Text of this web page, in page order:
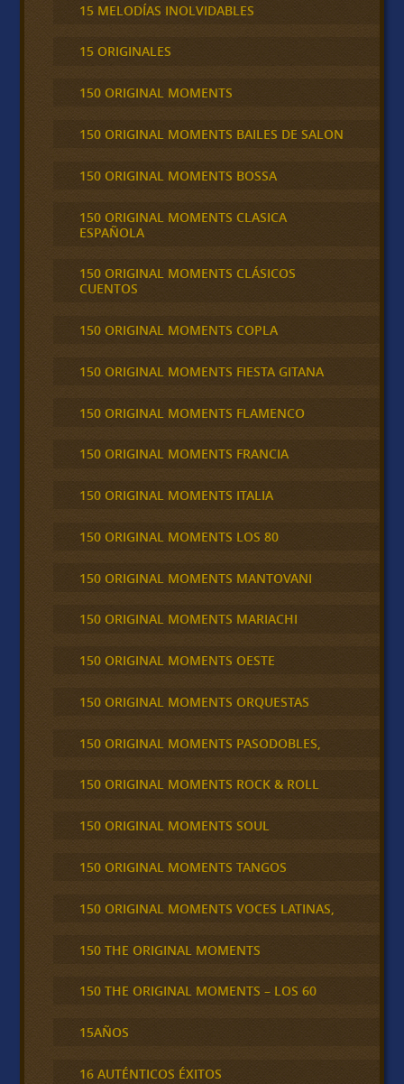
15 MELODÍAS INOLVIDABLES
15 ORIGINALES
150 ORIGINAL MOMENTS
150 ORIGINAL MOMENTS BAILES DE SALON
150 ORIGINAL MOMENTS BOSSA
150 ORIGINAL MOMENTS CLASICA
ESPAÑOLA
150 ORIGINAL MOMENTS CLÁSICOS
CUENTOS
150 ORIGINAL MOMENTS COPLA
150 ORIGINAL MOMENTS FIESTA GITANA
150 ORIGINAL MOMENTS FLAMENCO
150 ORIGINAL MOMENTS FRANCIA
150 ORIGINAL MOMENTS ITALIA
150 ORIGINAL MOMENTS LOS 80
150 ORIGINAL MOMENTS MANTOVANI
150 ORIGINAL MOMENTS MARIACHI
150 ORIGINAL MOMENTS OESTE
150 ORIGINAL MOMENTS ORQUESTAS
150 ORIGINAL MOMENTS PASODOBLES,
150 ORIGINAL MOMENTS ROCK & ROLL
150 ORIGINAL MOMENTS SOUL
150 ORIGINAL MOMENTS TANGOS
150 ORIGINAL MOMENTS VOCES LATINAS,
150 THE ORIGINAL MOMENTS
150 THE ORIGINAL MOMENTS – LOS 60
15AÑOS
16 AUTÉNTICOS ÉXITOS